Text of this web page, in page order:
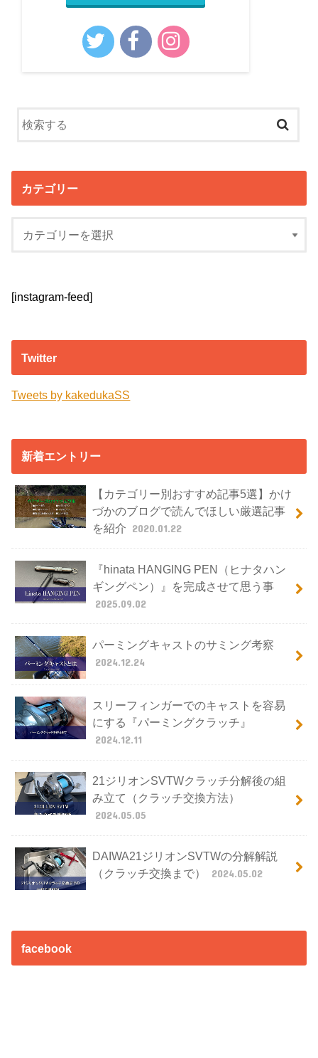
カテゴリー
[instagram-feed]
Twitter
Tweets by kakedukaSS
新着エントリー
【カテゴリー別おすすめ記事5選】かけ
づかのブログで読んでほしい厳選記事
を紹介 2020.01.22
『hinata HANGING PEN（ヒナタハン
ギングペン）』を完成させて思う事
2025.09.02
パーミングキャストのサミング考察
2024.12.24
スリーフィンガーでのキャストを容易
にする『パーミングクラッチ』
2024.12.11
21ジリオンSVTWクラッチ分解後の組
み立て（クラッチ交換方法）
2024.05.05
DAIWA21ジリオンSVTWの分解解説
（クラッチ交換まで）
2024.05.02
facebook